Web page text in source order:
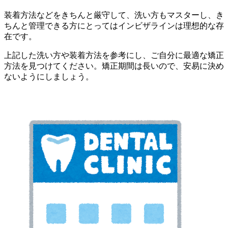
装着方法などをきちんと厳守して、洗い方もマスターし、き
ちんと管理できる方にとってはインビザラインは理想的な存
在です。
上記した洗い方や装着方法を参考にし、ご自分に最適な矯正
方法を見つけてください。矯正期間は長いので、安易に決め
ないようにしましょう。